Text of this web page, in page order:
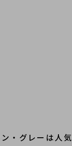
・グレーは人気